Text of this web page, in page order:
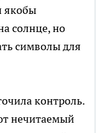
якобы
солнце, но
символы для
контроль.
нечитаемый